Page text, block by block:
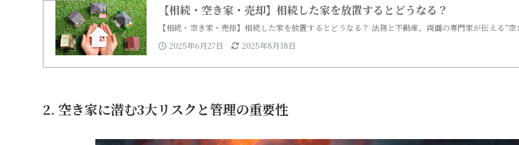
【相続・空き家・売却】相続した家を放置するとどうなる？
【相続・空き家・売却】相続した家を放置するとどうなる？ 法務と不動産、両面の専門家が伝える“
2025年6月27日
2025年8月18日
2. 空き家に潜む3大リスクと管理の重要性